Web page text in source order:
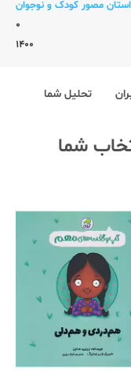
مصور کودک و نوجوان
0
1400
تحلیل شما
شما